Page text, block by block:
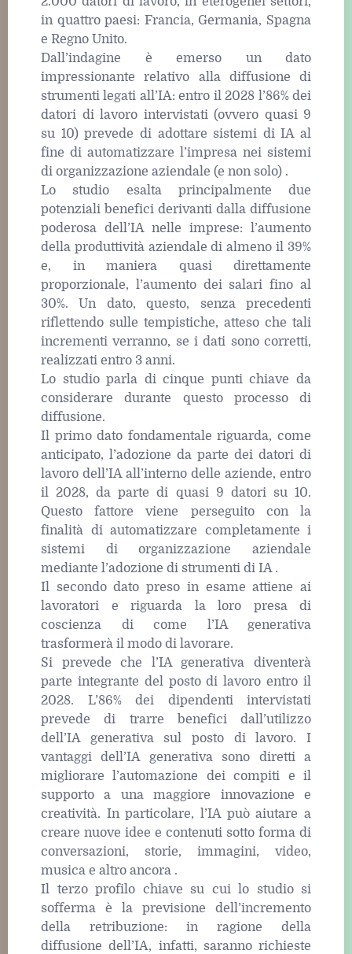
in quattro paesi: Francia, Germania, Spagna
e Regno Unito.
Dall’indagine è emerso un dato
impressionante relativo alla diffusione di
strumenti legati all’IA: entro il 2028 l’86% dei
datori di lavoro intervistati (ovvero quasi 9
su 10) prevede di adottare sistemi di IA al
fine di automatizzare l’impresa nei sistemi
di organizzazione aziendale (e non solo) .
Lo studio esalta principalmente due
potenziali benefici derivanti dalla diffusione
poderosa dell’IA nelle imprese: l’aumento
della produttività aziendale di almeno il 39%
e, in maniera quasi direttamente
proporzionale, l’aumento dei salari fino al
30%. Un dato, questo, senza precedenti
riflettendo sulle tempistiche, atteso che tali
incrementi verranno, se i dati sono corretti,
realizzati entro 3 anni.
Lo studio parla di cinque punti chiave da
considerare durante questo processo di
diffusione.
Il primo dato fondamentale riguarda, come
anticipato, l’adozione da parte dei datori di
lavoro dell’IA all’interno delle aziende, entro
il 2028, da parte di quasi 9 datori su 10.
Questo fattore viene perseguito con la
finalità di automatizzare completamente i
sistemi di organizzazione aziendale
mediante l’adozione di strumenti di IA .
Il secondo dato preso in esame attiene ai
lavoratori e riguarda la loro presa di
coscienza di come l’IA generativa
trasformerà il modo di lavorare.
Si prevede che l’IA generativa diventerà
parte integrante del posto di lavoro entro il
2028. L’86% dei dipendenti intervistati
prevede di trarre benefici dall’utilizzo
dell’IA generativa sul posto di lavoro. I
vantaggi dell’IA generativa sono diretti a
migliorare l’automazione dei compiti e il
supporto a una maggiore innovazione e
creatività. In particolare, l’IA può aiutare a
creare nuove idee e contenuti sotto forma di
conversazioni, storie, immagini, video,
musica e altro ancora .
Il terzo profilo chiave su cui lo studio si
sofferma è la previsione dell’incremento
della retribuzione: in ragione della
diffusione dell’IA, infatti, saranno richieste